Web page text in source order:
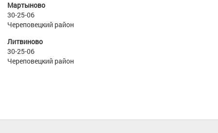
Мартыново
30-25-06
Череповецкий район
Литвиново
30-25-06
Череповецкий район